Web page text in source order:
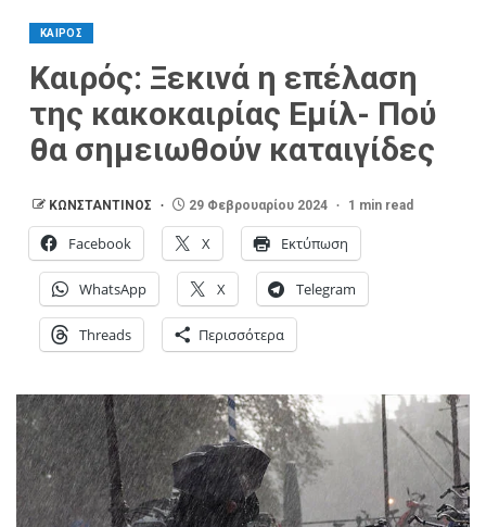
ΚΑΙΡΟΣ
Καιρός: Ξεκινά η επέλαση
της κακοκαιρίας Εμίλ- Πού
θα σημειωθούν καταιγίδες
ΚΩΝΣΤΑΝΤΙΝΟΣ 29 Φεβρουαρίου 2024 1 min read
Facebook X Εκτύπωση
WhatsApp X Telegram
Threads Περισσότερα